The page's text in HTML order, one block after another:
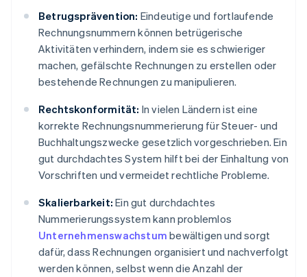
Betrugsprävention: Eindeutige und fortlaufende
Rechnungsnummern können betrügerische
Aktivitäten verhindern, indem sie es schwieriger
machen, gefälschte Rechnungen zu erstellen oder
bestehende Rechnungen zu manipulieren.
Rechtskonformität: In vielen Ländern ist eine
korrekte Rechnungsnummerierung für Steuer- und
Buchhaltungszwecke gesetzlich vorgeschrieben. Ein
gut durchdachtes System hilft bei der Einhaltung von
Vorschriften und vermeidet rechtliche Probleme.
Skalierbarkeit: Ein gut durchdachtes
Nummerierungssystem kann problemlos
Unternehmenswachstum bewältigen und sorgt
dafür, dass Rechnungen organisiert und nachverfolgt
werden können, selbst wenn die Anzahl der